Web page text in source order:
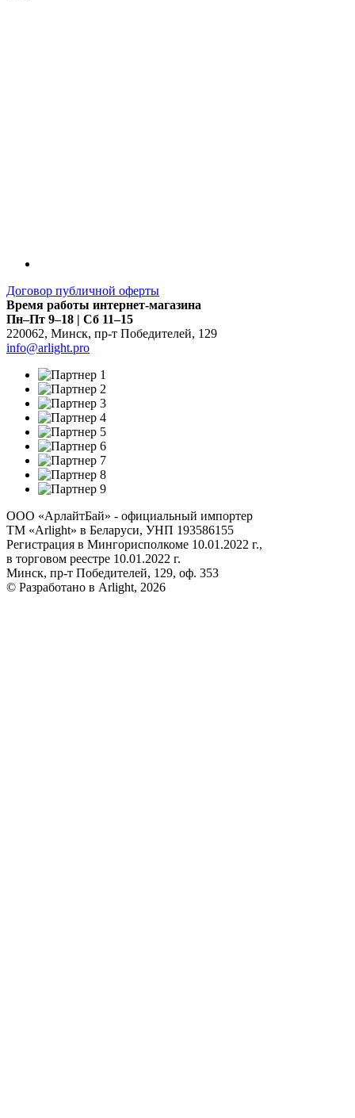
Договор публичной оферты
Время работы интернет-магазина
Пн–Пт 9–18 | Сб 11–15
220062, Минск, пр-т Победителей, 129
info@arlight.pro
ООО «АрлайтБай» - официальный импортер
ТМ «Arlight» в Беларуси, УНП 193586155
Регистрация в Мингорисполкоме 10.01.2022 г.,
в торговом реестре 10.01.2022 г.
Минск, пр-т Победителей, 129, оф. 353
© Разработано в Arlight, 2026